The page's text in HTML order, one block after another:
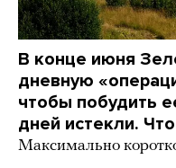
В конце июня
дневную
чтобы побудить
дней истекли.
Максимально